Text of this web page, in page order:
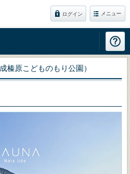
ログイン メニュー
榛原こどものもり公園）